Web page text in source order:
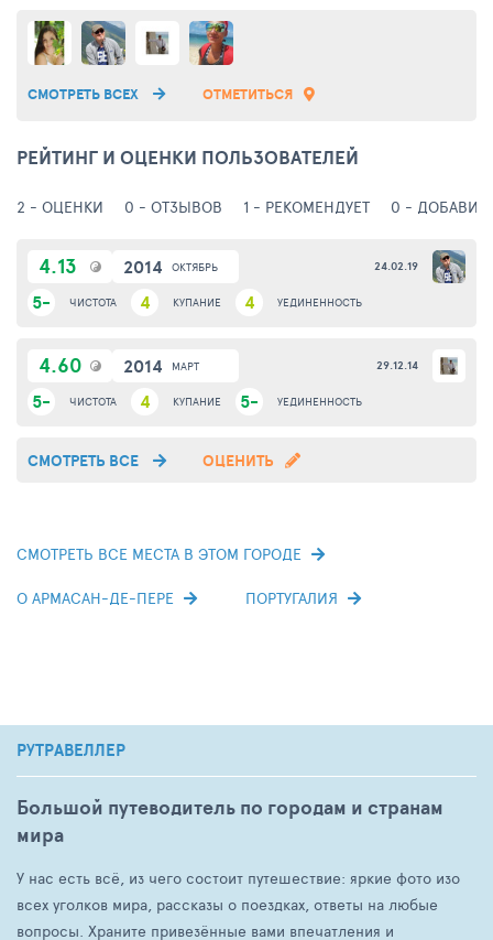
СМОТРЕТЬ ВСЕХ ОТМЕТИТЬСЯ
РЕЙТИНГ И ОЦЕНКИ ПОЛЬЗОВАТЕЛЕЙ
2 - ОЦЕНКИ 0 - ОТЗЫВОВ 1 - РЕКОМЕНДУЕТ 0 -
4.13
5- ЧИСТОТА 4 КУПАНИЕ 4 УЕДИНЕННОСТЬ
2014 ОКТЯБРЬ 24.02.19
4.60
5- ЧИСТОТА 4 КУПАНИЕ 5- УЕДИНЕННОСТЬ
2014 МАРТ 29.12.14
СМОТРЕТЬ ВСЕ ОЦЕНИТЬ
СМОТРЕТЬ ВСЕ МЕСТА В ЭТОМ ГОРОДЕ
О АРМАСАН-ДЕ-ПЕРЕ ПОРТУГАЛИЯ
РУТРАВЕЛЛЕР
Большой путеводитель по городам и странам
мира
У нас есть всё, из чего состоит путешествие: яркие фото изо
всех уголков мира, рассказы о поездках, ответы на любые
вопросы. Храните привезённые вами впечатления и